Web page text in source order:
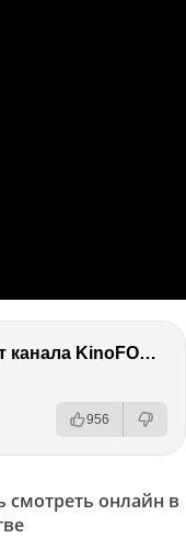
Топ 5 лучших фильмов в мире от канала KinoFOX / Подкаст про кино / Разговор о фильмах / Обсуждение
956
онлайн в